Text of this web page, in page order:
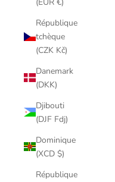
République
tchèque
(CZK Kč)
Danemark
(DKK)
Djibouti
(DJF Fdj)
Dominique
(XCD $)
République